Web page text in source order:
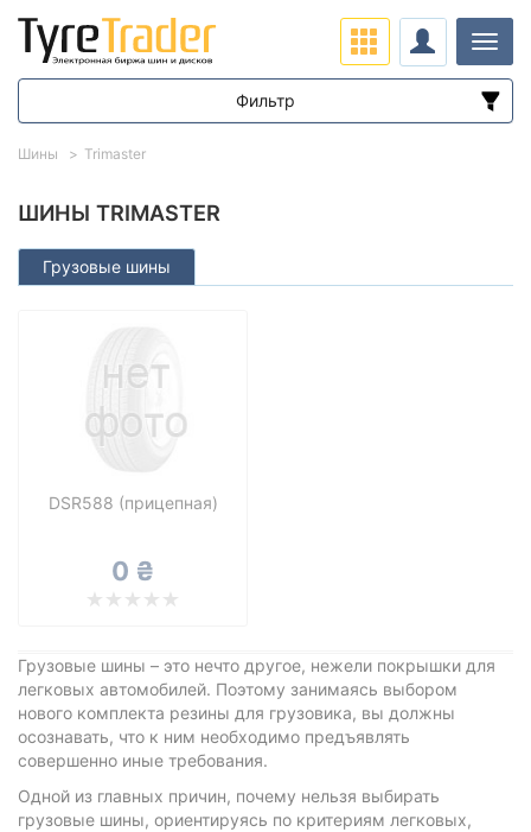
ШИНЫ TRIMASTER
Грузовые шины
DSR588 (прицепная)
0 ₴
Грузовые шины – это нечто другое, нежели покрышки для
легковых автомобилей. Поэтому занимаясь выбором
нового комплекта резины для грузовика, вы должны
осознавать, что к ним необходимо предъявлять
совершенно иные требования.
Одной из главных причин, почему нельзя выбирать
грузовые шины, ориентируясь по критериям легковых,
Шины Trimaster
Фильтр
Диапазон цен
Подбор по параметрам
Тип транспортного средства
Сбросить Подобрать